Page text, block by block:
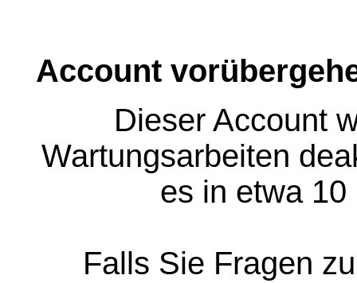
Account
Dieser Account
Wartungsarbeiten
es in etwa
Falls Sie Fragen